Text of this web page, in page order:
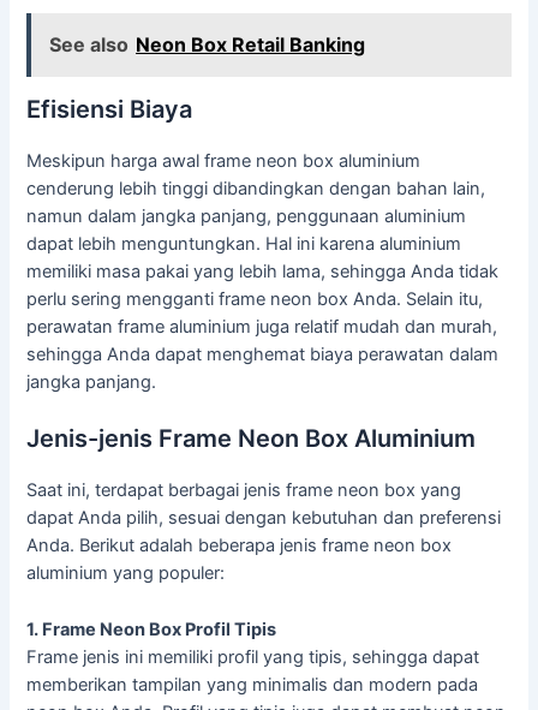
See also Neon Box Retail Banking
Efisiensi Biaya
Meskipun harga awal frame neon box aluminium
cenderung lebih tinggi dibandingkan dengan bahan lain,
namun dalam jangka panjang, penggunaan aluminium
dapat lebih menguntungkan. Hal ini karena aluminium
memiliki masa pakai yang lebih lama, sehingga Anda tidak
perlu sering mengganti frame neon box Anda. Selain itu,
perawatan frame aluminium juga relatif mudah dan murah,
sehingga Anda dapat menghemat biaya perawatan dalam
jangka panjang.
Jenis-jenis Frame Neon Box Aluminium
Saat ini, terdapat berbagai jenis frame neon box yang
dapat Anda pilih, sesuai dengan kebutuhan dan preferensi
Anda. Berikut adalah beberapa jenis frame neon box
aluminium yang populer:
1. Frame Neon Box Profil Tipis
Frame jenis ini memiliki profil yang tipis, sehingga dapat
memberikan tampilan yang minimalis dan modern pada